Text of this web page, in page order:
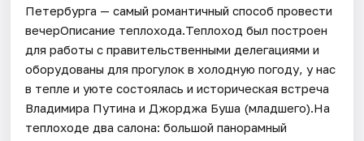
Петербурга — самый романтичный способ провести
вечерОписание теплохода.Теплоход был построен
для работы с правительственными делегациями и
оборудованы для прогулок в холодную погоду, у нас
в тепле и уюте состоялась и историческая встреча
Владимира Путина и Джорджа Буша (младшего).На
теплоходе два салона: большой панорамный